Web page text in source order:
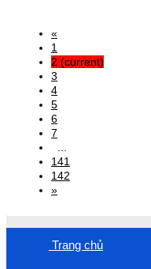
«
1
2 (current)
3
4
5
6
7
141
142
»
Trang chủ